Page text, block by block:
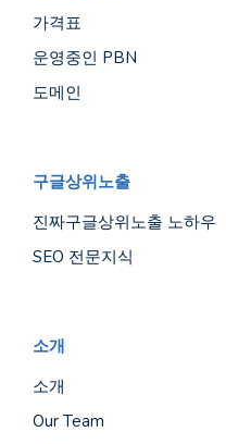
가격표
운영중인 PBN
도메인
구글상위노출
진짜구글상위노출 노하우
SEO 전문지식
소개
소개
Our Team